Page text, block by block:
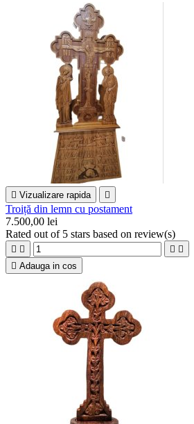
 Vizualizare rapida 
Troiță din lemn cu postament
7.500,00 lei
Rated out of 5 stars based on review(s)
   
 Adauga in cos